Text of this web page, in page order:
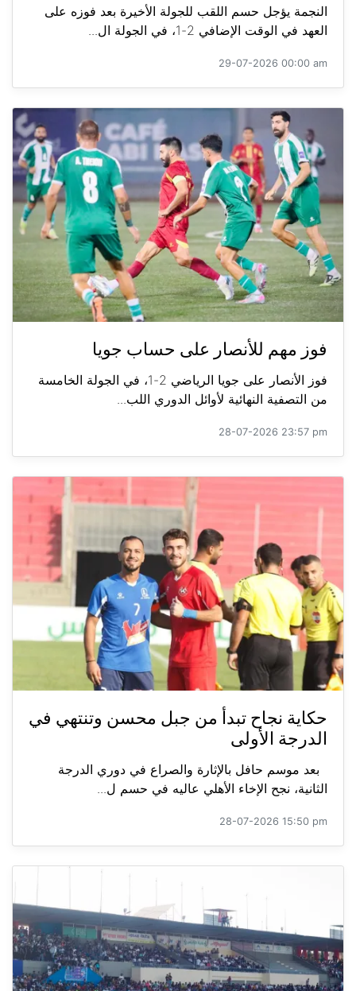
النجمة يؤجل حسم اللقب للجولة الأخيرة بعد فوزه على
العهد في الوقت الإضافي 2-1، في الجولة ال...
29-07-2026 00:00 am
فوز مهم للأنصار على حساب جويا
فوز الأنصار على جويا الرياضي 2-1، في الجولة الخامسة
من التصفية النهائية لأوائل الدوري اللب...
28-07-2026 23:57 pm
حكاية نجاح تبدأ من جبل محسن وتنتهي في
الدرجة الأولى
بعد موسم حافل بالإثارة والصراع في دوري الدرجة
الثانية، نجح الإخاء الأهلي عاليه في حسم ل...
28-07-2026 15:50 pm